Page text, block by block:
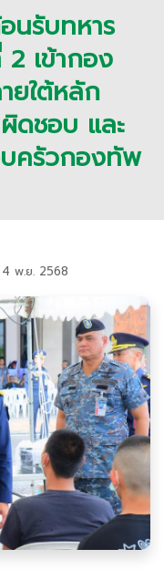
นรับทหาร
เข้ากอง
ยใต้หลัก
ดชอบ และ
ครัวกองทัพ
พ.ย. 2568